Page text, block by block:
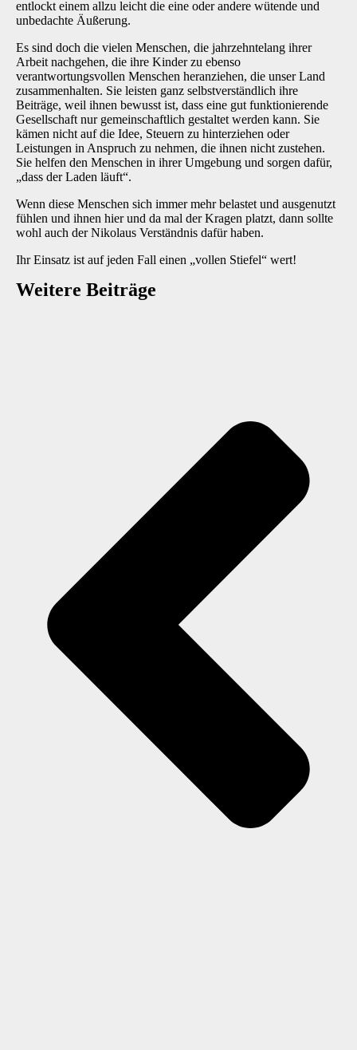
entlockt einem allzu leicht die eine oder andere wütende und
unbedachte Äußerung.
Es sind doch die vielen Menschen, die jahrzehntelang ihrer
Arbeit nachgehen, die ihre Kinder zu ebenso
verantwortungsvollen Menschen heranziehen, die unser Land
zusammenhalten. Sie leisten ganz selbstverständlich ihre
Beiträge, weil ihnen bewusst ist, dass eine gut funktionierende
Gesellschaft nur gemeinschaftlich gestaltet werden kann. Sie
kämen nicht auf die Idee, Steuern zu hinterziehen oder
Leistungen in Anspruch zu nehmen, die ihnen nicht zustehen.
Sie helfen den Menschen in ihrer Umgebung und sorgen dafür,
„dass der Laden läuft“.
Wenn diese Menschen sich immer mehr belastet und ausgenutzt
fühlen und ihnen hier und da mal der Kragen platzt, dann sollte
wohl auch der Nikolaus Verständnis dafür haben.
Ihr Einsatz ist auf jeden Fall einen „vollen Stiefel“ wert!
Weitere Beiträge